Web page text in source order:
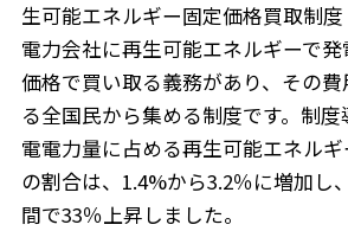
生可能エネルギー固定価格買取制度
電力会社に再生可能エネルギーで
価格で買い取る義務があり、その
る全国民から集める制度です。制
電電力量に占める再生可能エネルギ
の割合は、1.4%から3.2％に増加し
間で33％上昇しました。